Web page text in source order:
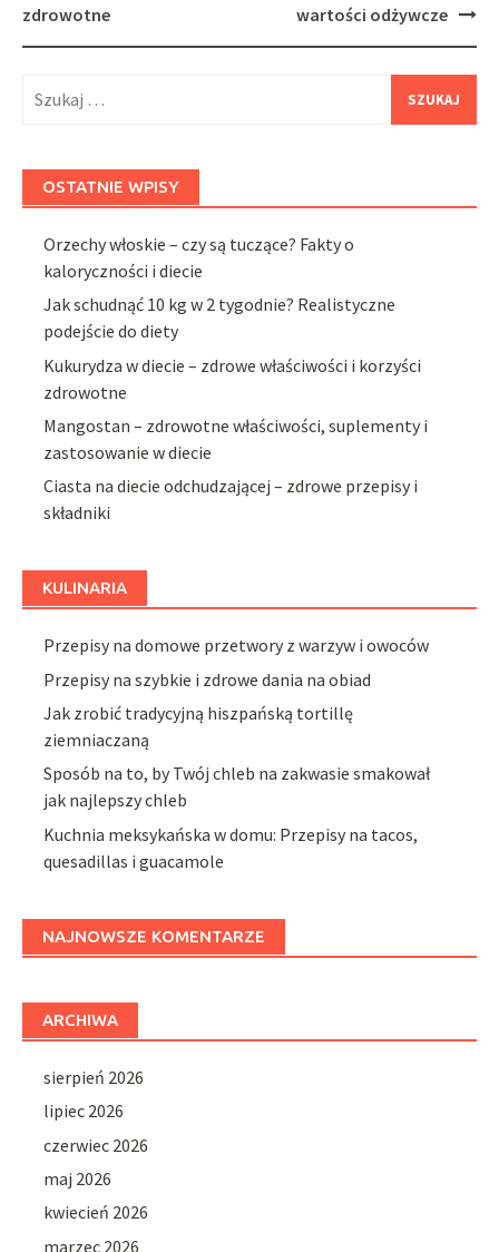
zdrowotne
wartości odżywcze
OSTATNIE WPISY
Orzechy włoskie – czy są tuczące? Fakty o
kaloryczności i diecie
Jak schudnąć 10 kg w 2 tygodnie? Realistyczne
podejście do diety
Kukurydza w diecie – zdrowe właściwości i korzyści
zdrowotne
Mangostan – zdrowotne właściwości, suplementy i
zastosowanie w diecie
Ciasta na diecie odchudzającej – zdrowe przepisy i
składniki
KULINARIA
Przepisy na domowe przetwory z warzyw i owoców
Przepisy na szybkie i zdrowe dania na obiad
Jak zrobić tradycyjną hiszpańską tortillę
ziemniaczaną
Sposób na to, by Twój chleb na zakwasie smakował
jak najlepszy chleb
Kuchnia meksykańska w domu: Przepisy na tacos,
quesadillas i guacamole
NAJNOWSZE KOMENTARZE
ARCHIWA
sierpień 2026
lipiec 2026
czerwiec 2026
maj 2026
kwiecień 2026
marzec 2026